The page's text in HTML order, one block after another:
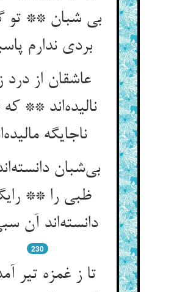
بی شبان ** تو
بردی ندارم
عاشقان از درد
نالیده‌اند ** که
ناجایگه
بی‌شبان
ظبی را **
دانسته‌اند آن
230
تا ز غمزه تیر